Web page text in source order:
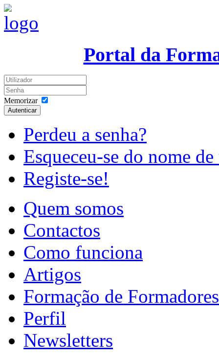
Portal da
Memorizar
Autenticar
Perdeu a senha?
Esqueceu-se do nome
Registe-se!
Quem somos
Contactos
Como funciona
Artigos
Formação de Formadores
Perfil
Newsletters